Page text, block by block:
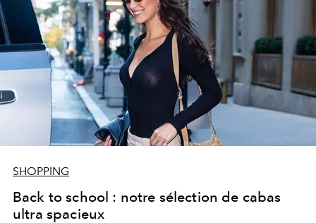
SHOPPING
Back to school : notre sélection de cabas
ultra spacieux